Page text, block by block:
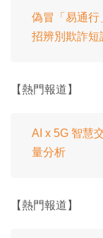
%
偽冒「易通行
招辨別欺詐短
【熱門報道】
AI x 5G 智慧
量分析
【熱門報道】